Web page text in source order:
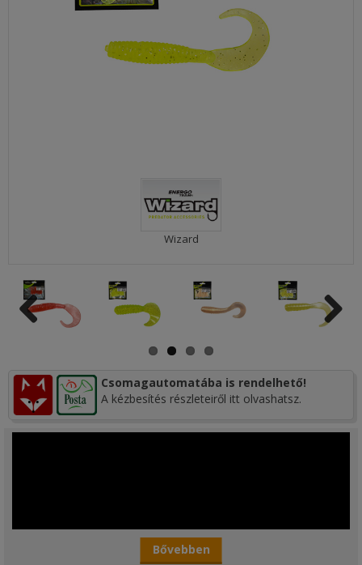
Wizard
Csomagautomatába is rendelhető!
A kézbesítés részleteiről itt olvashatsz.
Bővebben